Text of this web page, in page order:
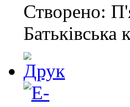
Створено:
Батьківська